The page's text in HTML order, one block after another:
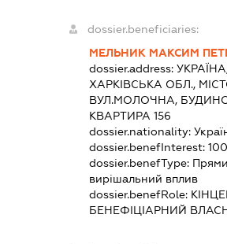
dossier.beneficiaries:
МЕЛЬНИК МАКСИМ
dossier.address:
ХАРКІВСЬКА ОБЛ.,
ВУЛ.МОЛОЧНА,
КВАРТИРА 156
dossier.nationality:
dossier.benefInterest: 100
dossier.benefType:
вирішальний вплив
dossier.benefRole:
БЕНЕФІЦІАРНИЙ